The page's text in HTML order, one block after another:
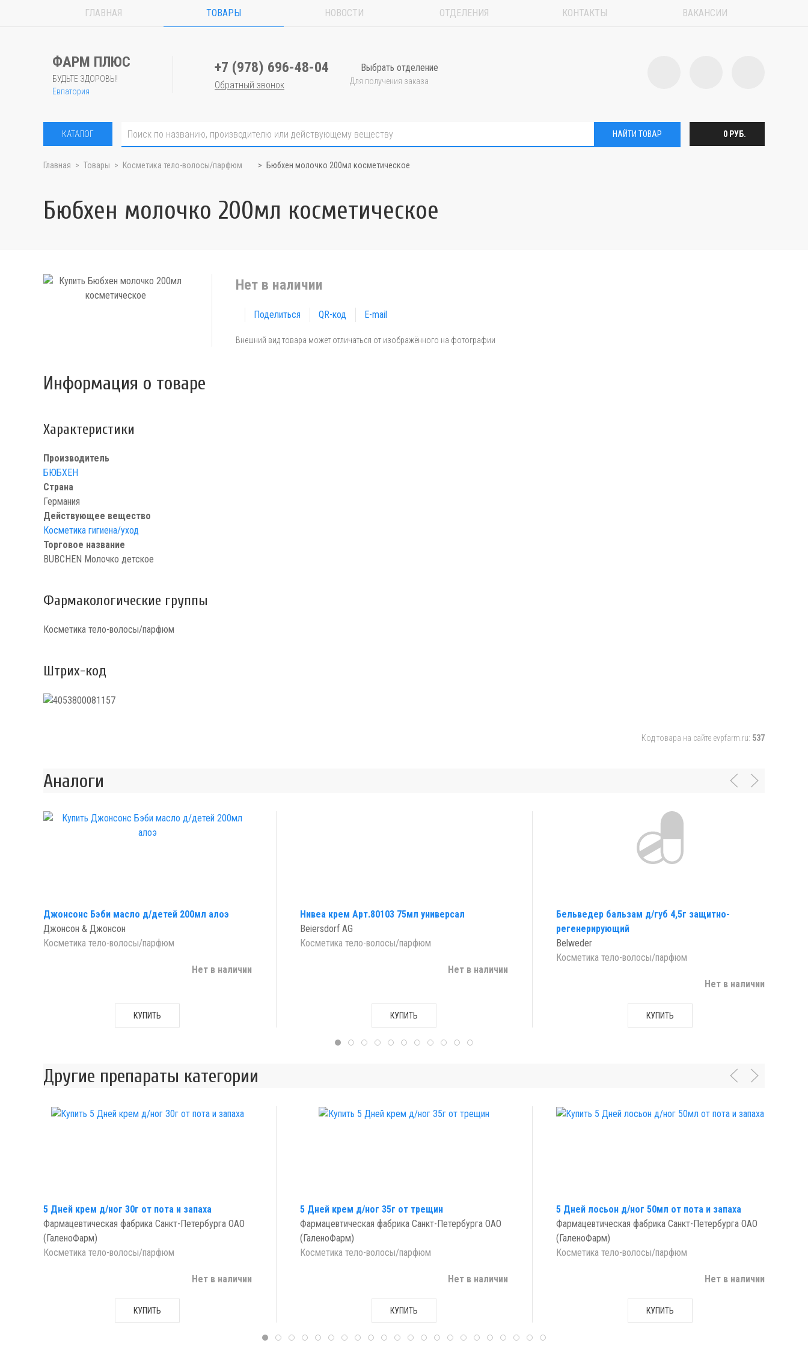
ГЛАВНАЯ ТОВАРЫ НОВОСТИ ОТДЕЛЕНИЯ КОНТАКТЫ ВАКАНСИИ
ФАРМ ПЛЮС
БУДЬТЕ ЗДОРОВЫ!
Евпатория
+7 (978) 696-48-04
Обратный звонок
Выбрать отделение
Для получения заказа
КАТАЛОГ НАЙТИ ТОВАР 0 РУБ.
Главная Товары Косметика тело-волосы/парфюм Бюбхен молочко 200мл косметическое
Бюбхен молочко 200мл косметическое
Нет в наличии
Поделиться QR-код E-mail
Внешний вид товара может отличаться от изображённого на фотографии
Информация о товаре
Характеристики
Производитель
БЮБХЕН
Страна
Германия
Действующее вещество
Косметика гигиена/уход
Торговое название
BUBCHEN Молочко детское
Фармакологические группы
Косметика тело-волосы/парфюм
Штрих-код
Код товара на сайте evpfarm.ru: 537
Аналоги
Джонсонс Бэби масло д/детей 200мл алоэ
Джонсон & Джонсон
Косметика тело-волосы/парфюм
Нет в наличии
КУПИТЬ
Нивеа крем Арт.80103 75мл универсал
Beiersdorf AG
Косметика тело-волосы/парфюм
Нет в наличии
КУПИТЬ
Бельведер бальзам д/губ 4,5г защитно-
регенерирующий
Belweder
Косметика тело-волосы/парфюм
Нет в наличии
КУПИТЬ
Другие препараты категории
5 Дней крем д/ног 30г от пота и запаха
Фармацевтическая фабрика Санкт-Петербурга ОАО
(ГаленоФарм)
Косметика тело-волосы/парфюм
Нет в наличии
КУПИТЬ
5 Дней крем д/ног 35г от трещин
Фармацевтическая фабрика Санкт-Петербурга ОАО
(ГаленоФарм)
Косметика тело-волосы/парфюм
Нет в наличии
КУПИТЬ
5 Дней лосьон д/ног 50мл от пота и запаха
Фармацевтическая фабрика Санкт-Петербурга ОАО
(ГаленоФарм)
Косметика тело-волосы/парфюм
Нет в наличии
КУПИТЬ